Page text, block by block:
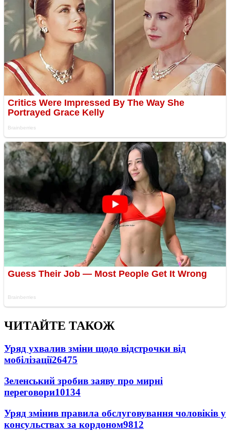
ЧИТАЙТЕ ТАКОЖ
Уряд ухвалив зміни щодо відстрочки від
мобілізації26475
Зеленський зробив заяву про мирні
переговори10134
Уряд змінив правила обслуговування чоловіків у
консульствах за кордоном9812